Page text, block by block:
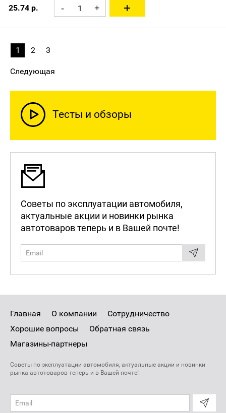
Тесты и обзоры
Советы по эксплуатации автомобиля,
актуальные акции и новинки рынка
автотоваров теперь и в Вашей почте!
25.74 р. - +
1 2 3
Следующая
Главная О компании
Сотрудничество
Хорошие вопросы
Обратная связь
Магазины-партнеры
Советы по эксплуатации автомобиля, актуальные акции и новинки
рынка автотоваров теперь и в Вашей почте!